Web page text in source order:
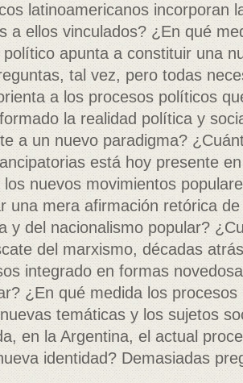
latinoamericanos incorporan
a ellos vinculados? ¿En qué
apunta a constituir una
tal vez, pero todas
a los procesos políticos
la realidad política y
a un nuevo paradigma?
está hoy presente
nuevos movimientos
una mera afirmación retórica
y del nacionalismo popular?
del marxismo, décadas
integrado en formas
¿En qué medida los
temáticas y los sujetos
en la Argentina, el actual
identidad? Demasiadas